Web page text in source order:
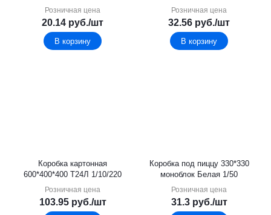
Розничная цена
20.14 руб./шт
В корзину
Розничная цена
32.56 руб./шт
В корзину
Коробка картонная
600*400*400 Т24Л 1/10/220
Розничная цена
103.95руб./шт
Коробка под пиццу 330*330
моноблок Белая 1/50
Розничная цена
31.3руб./шт